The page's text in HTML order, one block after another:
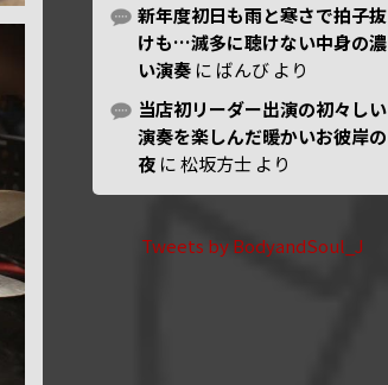
新年度初日も雨と寒さで拍子抜
けも…滅多に聴けない中身の濃
い演奏 に ばんび より
当店初リーダー出演の初々しい
演奏を楽しんだ暖かいお彼岸の
夜 に松坂方士 より
Tweets by BodyandSoul_J